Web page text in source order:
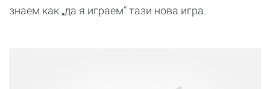
знаем как „да я играем” тази нова игра.